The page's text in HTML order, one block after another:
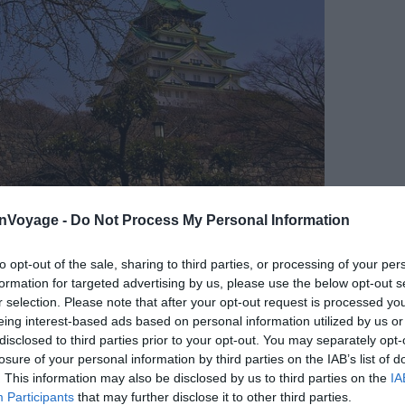
- Do Not Process My Personal Information
opt-out of the sale, sharing to third parties, or processing of your
for targeted advertising by us, please use the below opt-out
selection. Please note that after your opt-out request is processed
interest-based ads based on personal information utilized by us
to third parties prior to your opt-out. You may separately
of your personal information by third parties on the IAB’s list of
This information may also be disclosed by us to third parties on the
Participants that may further disclose it to other third parties.
– Rob Fahey
de l’architecture japonaise. Il fut construit en
raid aérien américain détruisit le donjon. Le château
des plus grands « musées » (c’est une expo à lui
des plus beaux parcs de la ville.